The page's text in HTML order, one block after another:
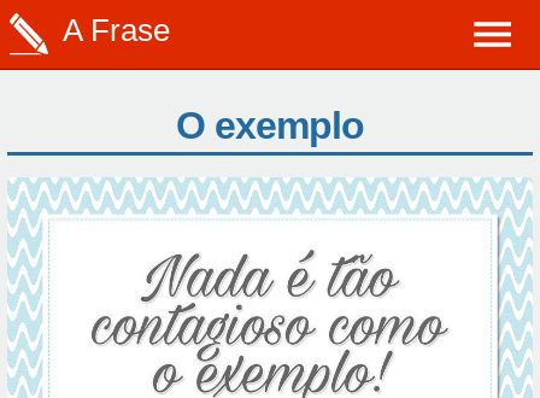
A Frase
O exemplo